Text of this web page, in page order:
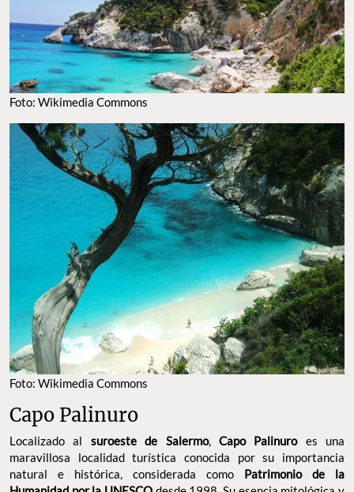
FOTO: WIKIMEDIA COMMONS
Capo Palinuro
Localizado al suroeste de Salermo Capo Palinuro
es una
maravillosa localidad turística conocida por su importancia